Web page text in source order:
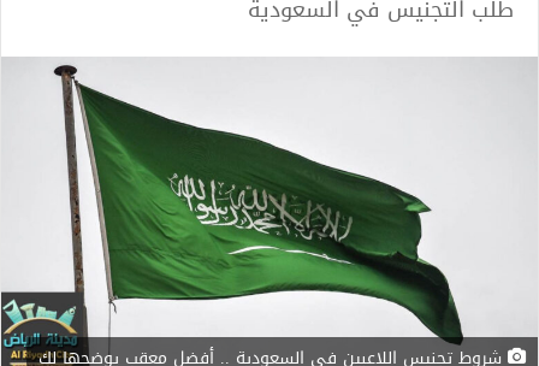
طلب التجنيس في السعودية
شروط تجنيس اللاعبين في السعودية .. أفضل معقب يوضحها لك